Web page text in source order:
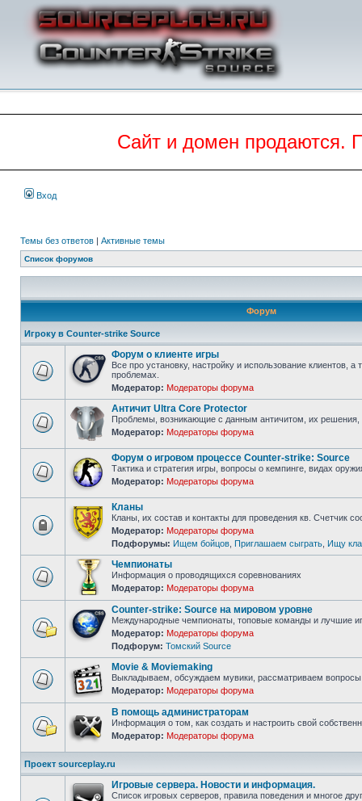
Сайт и домен продаются.
Вход
Темы без ответов | Активные темы
Список форумов
Форум
Игроку в Counter-strike Source
Форум о клиенте игры
Все про установку, настройку и использование клиентов,
проблемах.
Модератор: Модераторы форума
Античит Ultra Core Protector
Проблемы, возникающие с данным античитом, их решения,
Модератор: Модераторы форума
Нет
Форум о игровом процессе Counter-strike: Source
Тактика и стратегия игры, вопросы о кемпинге, видах
Модератор: Модераторы форума
Форум
Кланы
Кланы, их состав и контакты для проведения кв. Счетчик
Модератор: Модераторы форума
Подфорумы: Ищем бойцов Приглашаем сыграть Ищу
непрочитанных
сообщений
Чемпионаты
Информация о проводящихся соревнованиях
Модератор: Модераторы форума
непрочитанных
сообщений
Counter-strike: Source на мировом уровне
Международные чемпионаты, топовые команды и лучшие
Модератор: Модераторы форума
Подфорум: Томский Source
Нет
непрочитанных
Movie & Moviemaking
Выкладываем, обсуждаем мувики, рассматриваем
Модератор: Модераторы форума
Нет
В помощь администраторам
Информация о том, как создать и настроить свой
Модератор: Модераторы форума
Проект sourceplay.ru
Игровые сервера. Новости и информация.
Список игровых серверов, правила поведения и многое